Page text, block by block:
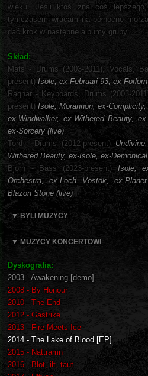
wieku. Jeśli ktoś zna coś
tymczasem wracam na północne
dać krok w następne albumy grupy.
Skład:
Mats - Drums (2003-2011), Vocals,
present) Isole, ex-Februari 93, ex-Forlorn
Ragnar - Keyboards, Drums (2003-
present) Isole, Morannon, ex-
ex-Windwalker, ex-Withered Beauty,
ex-Sorcery (live)
Tord - Drums (2012-present)
Withered Beauty, ex-Isole, ex-
Björn - Bass (2023-present)Isole,
Orchestra, ex-Loch Vostok, ex-
Blazon Stone (live)
▼ BYLI MUZYCY
▼ MUZYCY KONCERTOWI
Dyskografia:
2003 - Awakening [demo]
2008 - By Honour
2010 - The End
2012 - Gastrike
2013 - Fire Meets Ice
2014 - The Lake of Blood [EP]
2015 - Nattramn
2016 - Blot, ilt, taut